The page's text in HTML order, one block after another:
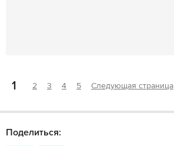
1 2 3 4 5 Следующая страница
Поделиться: